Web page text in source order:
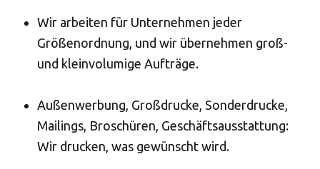
Wir arbeiten für Unternehmen jeder
Größenordnung, und wir übernehmen groß-
und kleinvolumige Aufträge.
Außenwerbung, Großdrucke, Sonderdrucke,
Mailings, Broschüren, Geschäftsausstattung:
Wir drucken, was gewünscht wird.
ROW
SUCHEN
Benötigen Sie eine
Alternative?
Samstag
-
Sonntag